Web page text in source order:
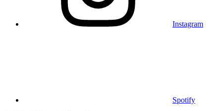
Instagram
Spotify